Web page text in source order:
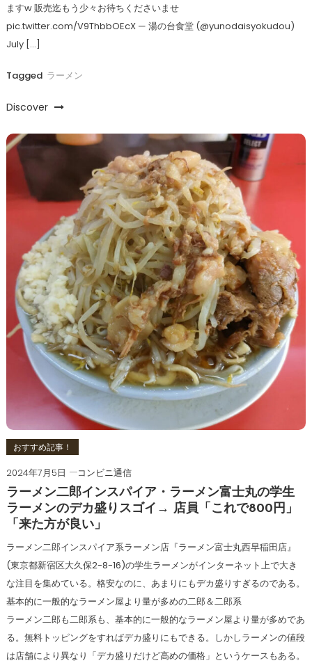
ますw 販売迄もう少々お待ちくださいませ
pic.twitter.com/V9ThbbOEcX — 湯の台食堂 (@yunodaisyokudou)
July […]
Tagged ラーメン
Discover
おすすめ記事！
2024年7月5日
コンビニ通信
ラーメン二郎インスパイア・ラーメン富士丸の学生
ラーメンのデカ盛りスゴイ→ 店員「これで800円」
「来た方が良い」
ラーメン二郎インスパイア系ラーメン店『ラーメン富士丸西早稲田店』
(東京都新宿区大久保2-8-16)の学生ラーメンがインターネット上で大き
な注目を集めている。格安なのに、あまりにもデカ盛りすぎるのである。
基本的に一般的なラーメン屋より量が多めの二郎＆二郎系
ラーメン二郎も二郎系も、基本的に一般的なラーメン屋より量が多めであ
る。無料トッピングをすればデカ盛りにもできる。しかしラーメンの値段
は店舗により異なり「デカ盛りだけど高めの価格」というケースもある。